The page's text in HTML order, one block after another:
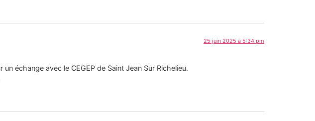
25 juin 2025 à 5:34 pm
échange avec le CEGEP de Saint Jean Sur Richelieu.